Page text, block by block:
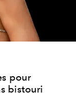
pour
bistouri